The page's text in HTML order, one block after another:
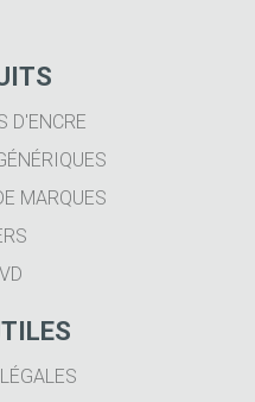
D'ENCRE
MARQUES